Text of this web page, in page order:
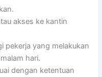
akses ke kantin
pekerja yang melakukan
hari.
dengan ketentuan